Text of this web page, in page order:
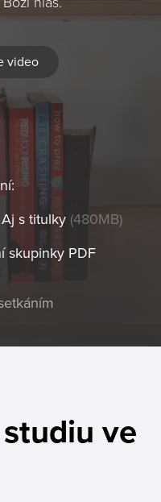
video
Aj s titulky (480MB)
skupinky PDF
ve